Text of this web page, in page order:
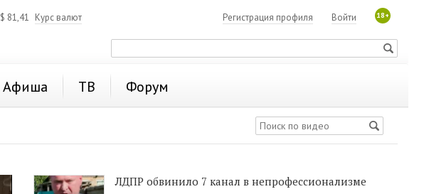
$ 81,41 Курс валют 18+
Войти
Регистрация профиля
Афиша ТВ Форум
ЛДПР обвинило 7 канал в непрофессионализме